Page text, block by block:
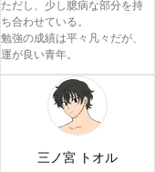
ただし、少し臆病な部分を持
ち合わせている。
勉強の成績は平々凡々だが、
三ノ宮 トオル